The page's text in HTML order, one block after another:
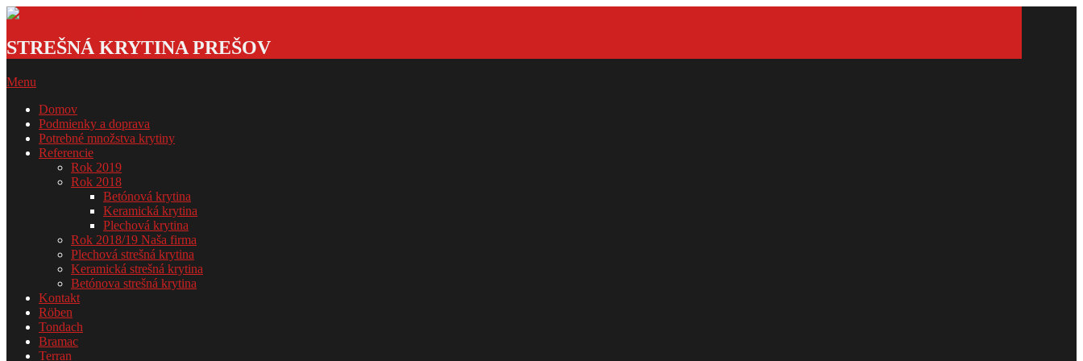
Skip
content
krytina
GSDOM
STREŠNÁ KRYTINA PREŠOV
Primary
Menu
Menu
Domov
Podmienky a doprava
Potrebné množstva krytiny
Referencie
Rok 2019
Rok 2018
Betónová krytina
Keramická krytina
Plechová krytina
Rok 2018/19 Naša firma
Plechová strešná krytina
Keramická strešná krytina
Betónova strešná krytina
Kontakt
Röben
Tondach
Bramac
Terran